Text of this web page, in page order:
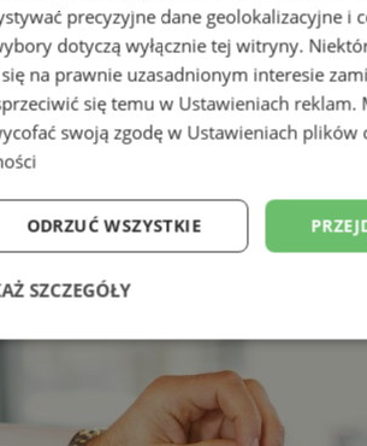
precyzyjne dane geolokalizacyjne i
dotyczą wyłącznie tej witryny.
na prawnie uzasadnionym interesie
się temu w Ustawieniach reklam.
swoją zgodę w Ustawieniach plików
ODRZUĆ WSZYSTKIE
SZCZEGÓŁY
Wydajność
Niesklasyfikowane